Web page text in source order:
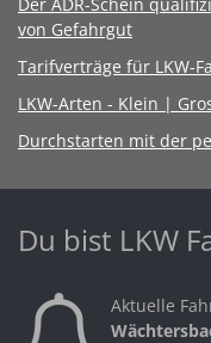
von Gefahrgut
Tarifverträge für LKW-
LKW-Arten - Klein |
Durchstarten mit der
Du bist LKW
Aktuelle